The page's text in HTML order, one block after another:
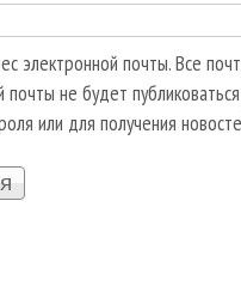
электронной почты. Все
почты не будет
или для получения